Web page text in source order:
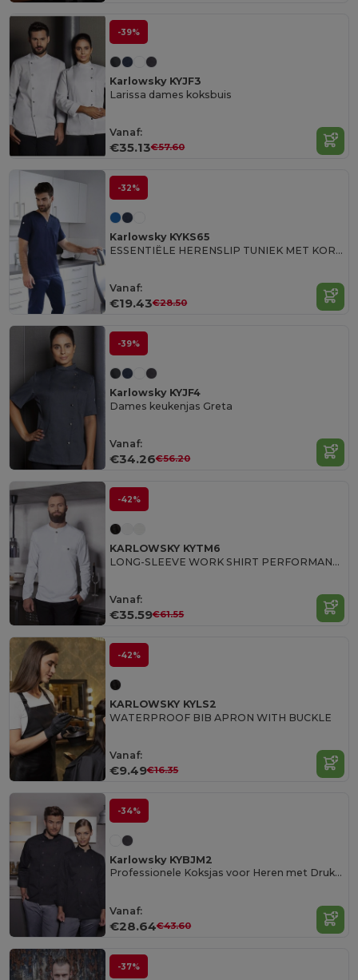
-39%
Karlowsky KYJF3
Larissa dames koksbuis
Vanaf:
€35.13€57.60
-32%
Karlowsky KYKS65
ESSENTIËLE HERENSLIP TUNIEK MET KORTE MOUWEN
Vanaf:
€19.43€28.50
-39%
Karlowsky KYJF4
Dames keukenjas Greta
Vanaf:
€34.26€56.20
-42%
KARLOWSKY KYTM6
LONG-SLEEVE WORK SHIRT PERFORMANCE
Vanaf:
€35.59€61.55
-42%
KARLOWSKY KYLS2
WATERPROOF BIB APRON WITH BUCKLE
Vanaf:
€9.49€16.35
-34%
Karlowsky KYBJM2
Professionele Koksjas voor Heren met Drukknopen
Vanaf:
€28.64€43.60
-37%